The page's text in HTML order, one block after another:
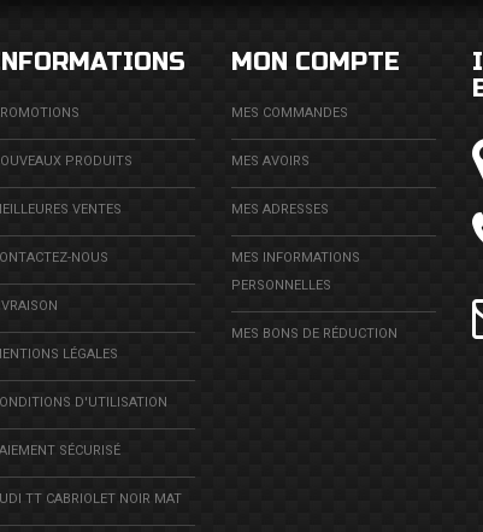
PRODUITS
VENTES
NOUS
LÉGALES
D'UTILISATION
SÉCURISÉ
TT CABRIOLET NOIR MAT
MON COMPTE
MES COMMANDES
MES AVOIRS
MES ADRESSES
MES INFORMATIONS
PERSONNELLES
MES BONS DE RÉDUCTION